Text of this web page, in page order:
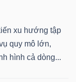
xu hướng tập
quy mô lớn,
hình cả dòng...